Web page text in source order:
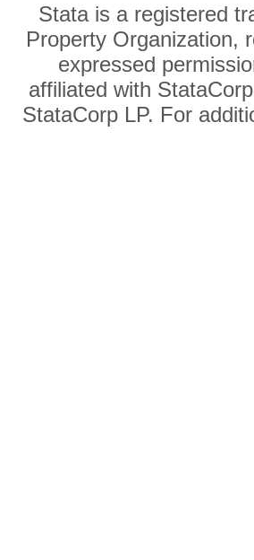
Stata is a registered
Property Organization,
expressed
affiliated with
StataCorp LP. For